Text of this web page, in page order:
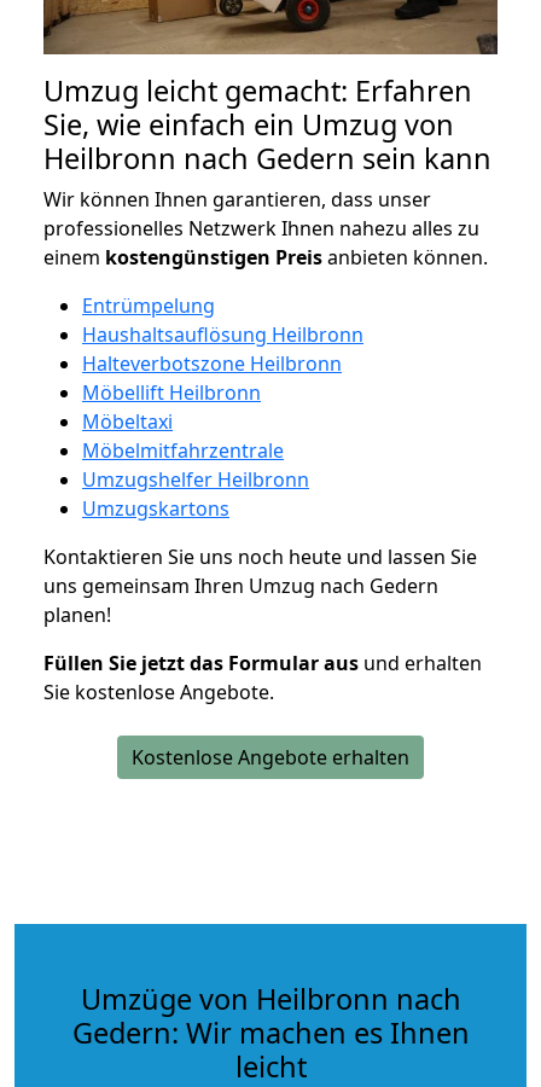
Umzug leicht gemacht: Erfahren
Sie, wie einfach ein Umzug von
Heilbronn nach Gedern sein kann
Wir können Ihnen garantieren, dass unser
professionelles Netzwerk Ihnen nahezu alles zu
einem kostengünstigen Preisanbieten können.
Entrümpelung
Haushaltsauflösung Heilbronn
Halteverbotszone Heilbronn
Möbellift Heilbronn
Möbeltaxi
Möbelmitfahrzentrale
Umzugshelfer Heilbronn
Umzugskartons
Kontaktieren Sie uns noch heute und lassen Sie
uns gemeinsam Ihren Umzug nach Gedern
planen!
Füllen Sie jetzt das Formular aus und erhalten
Sie kostenlose Angebote.
Kostenlose Angebote erhalten
Umzüge von Heilbronn nach
Gedern: Wir machen es Ihnen
leicht